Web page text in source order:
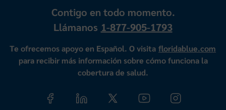
Contigo en todo momento.
Llámanos 1-877-905-1793
Te ofrecemos apoyo en Español. O visita floridablue.com
para recibir más información sobre cómo funciona la
cobertura de salud.